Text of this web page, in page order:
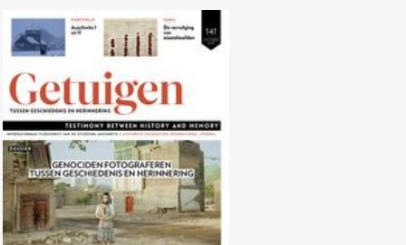
Nr. 141 (10/2025) Genociden
fotograferen tussen geschiedenis
en herinnering